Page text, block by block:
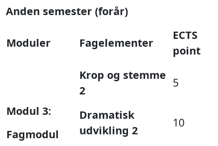
Anden semester (forår)
Moduler Fagelementer
ECTS
point
Modul 3:
Fagmodul
Krop og stemme
2
5
Dramatisk
udvikling 2
10